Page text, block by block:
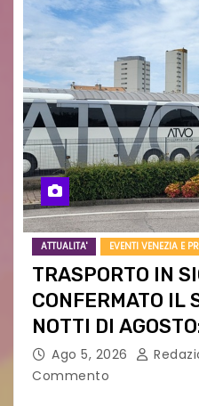
ATTUALITA' EVENTI VENEZIA E
TRASPORTO IN
CONFERMATO IL
NOTTI DI
PERCORSI,
Ago 5, 2026
Commento